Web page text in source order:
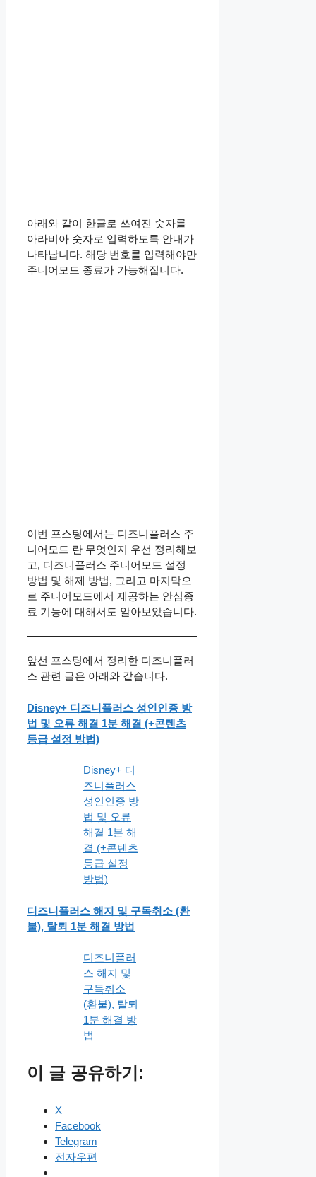
아래와 같이 한글로 쓰여진 숫자를
아라비아 숫자로 입력하도록 안내가
나타납니다. 해당 번호를 입력해야만
주니어모드 종료가 가능해집니다.
이번 포스팅에서는 디즈니플러스 주
니어모드 란 무엇인지 우선 정리해보
고, 디즈니플러스 주니어모드 설정
방법 및 해제 방법, 그리고 마지막으
로 주니어모드에서 제공하는 안심종
료 기능에 대해서도 알아보았습니다.
앞선 포스팅에서 정리한 디즈니플러
스 관련 글은 아래와 같습니다.
Disney+ 디즈니플러스 성인인증 방
법 및 오류 해결 1분 해결 (+콘텐츠
등급 설정 방법)
Disney+ 디
즈니플러스
성인인증 방
법 및 오류
해결 1분 해
결 (+콘텐츠
등급 설정
방법)
디즈니플러스 해지 및 구독취소 (환
불), 탈퇴 1분 해결 방법
디즈니플러
스 해지 및
구독취소
(환불), 탈퇴
1분 해결 방
법
이 글 공유하기:
X
Facebook
Telegram
전자우편